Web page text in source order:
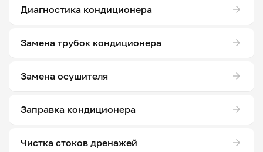
Диагностика кондиционера
Замена трубок кондиционера
Замена осушителя
Заправка кондиционера
Чистка стоков дренажей